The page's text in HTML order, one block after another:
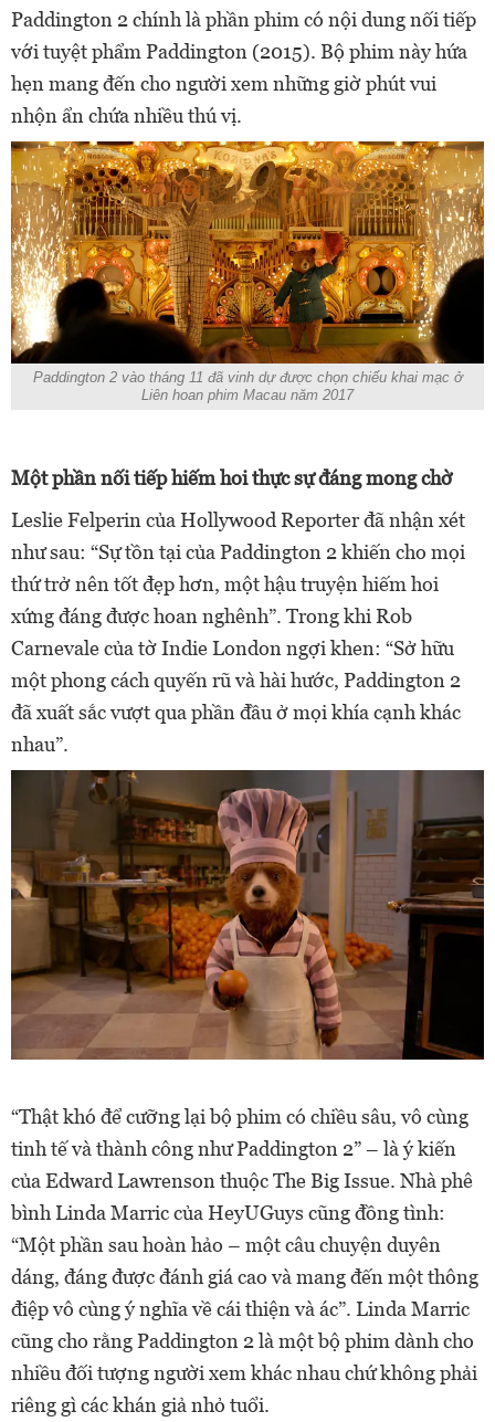
Paddington 2 chính là phần phim có nội dung nối tiếp
với tuyệt phẩm Paddington (2015). Bộ phim này hứa
hẹn mang đến cho người xem những giờ phút vui
nhộn ẩn chứa nhiều thú vị.
Paddington 2 vào tháng 11 đã vinh dự được chọn chiếu khai mạc ở
Liên hoan phim Macau năm 2017
Một phần nối tiếp hiếm hoi thực sự đáng mong chờ
Leslie Felperin của Hollywood Reporter đã nhận xét
như sau: “Sự tồn tại của Paddington 2 khiến cho mọi
thứ trở nên tốt đẹp hơn, một hậu truyện hiếm hoi
xứng đáng được hoan nghênh”. Trong khi Rob
Carnevale của tờ Indie London ngợi khen: “Sở hữu
một phong cách quyến rũ và hài hước, Paddington 2
đã xuất sắc vượt qua phần đầu ở mọi khía cạnh khác
nhau”.
“Thật khó để cưỡng lại bộ phim có chiều sâu, vô cùng
tinh tế và thành công như Paddington 2” – là ý kiến
của Edward Lawrenson thuộc The Big Issue. Nhà phê
bình Linda Marric của HeyUGuys cũng đồng tình:
“Một phần sau hoàn hảo – một câu chuyện duyên
dáng, đáng được đánh giá cao và mang đến một thông
điệp vô cùng ý nghĩa về cái thiện và ác”. Linda Marric
cũng cho rằng Paddington 2 là một bộ phim dành cho
nhiều đối tượng người xem khác nhau chứ không phải
riêng gì các khán giả nhỏ tuổi.